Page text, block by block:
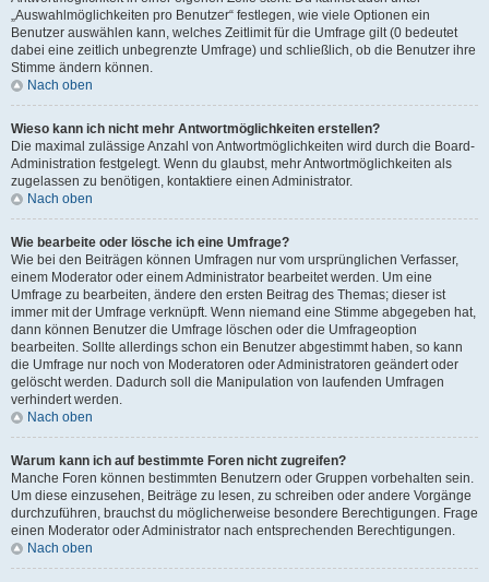
„Auswahlmöglichkeiten pro Benutzer“ festlegen, wie viele Optionen ein
Benutzer auswählen kann, welches Zeitlimit für die Umfrage gilt (0 bedeutet
dabei eine zeitlich unbegrenzte Umfrage) und schließlich, ob die Benutzer ihre
Stimme ändern können.
Nach oben
Wieso kann ich nicht mehr Antwortmöglichkeiten erstellen?
Die maximal zulässige Anzahl von Antwortmöglichkeiten wird durch die Board-
Administration festgelegt. Wenn du glaubst, mehr Antwortmöglichkeiten als
zugelassen zu benötigen, kontaktiere einen Administrator.
Nach oben
Wie bearbeite oder lösche ich eine Umfrage?
Wie bei den Beiträgen können Umfragen nur vom ursprünglichen Verfasser,
einem Moderator oder einem Administrator bearbeitet werden. Um eine
Umfrage zu bearbeiten, ändere den ersten Beitrag des Themas; dieser ist
immer mit der Umfrage verknüpft. Wenn niemand eine Stimme abgegeben hat,
dann können Benutzer die Umfrage löschen oder die Umfrageoption
bearbeiten. Sollte allerdings schon ein Benutzer abgestimmt haben, so kann
die Umfrage nur noch von Moderatoren oder Administratoren geändert oder
gelöscht werden. Dadurch soll die Manipulation von laufenden Umfragen
verhindert werden.
Nach oben
Warum kann ich auf bestimmte Foren nicht zugreifen?
Manche Foren können bestimmten Benutzern oder Gruppen vorbehalten sein.
Um diese einzusehen, Beiträge zu lesen, zu schreiben oder andere Vorgänge
durchzuführen, brauchst du möglicherweise besondere Berechtigungen. Frage
einen Moderator oder Administrator nach entsprechenden Berechtigungen.
Nach oben